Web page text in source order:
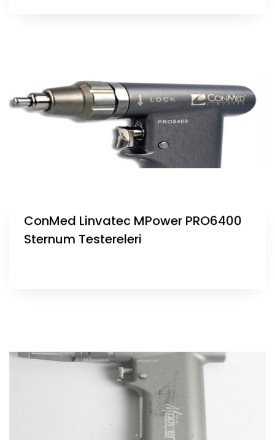
ConMed Linvatec MPower PRO6400
Sternum Testereleri